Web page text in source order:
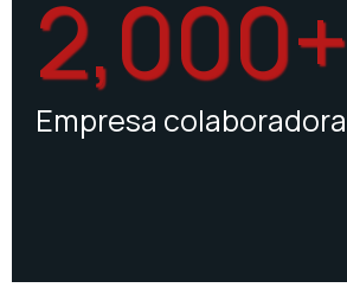
2,000+
Empresa colaboradora